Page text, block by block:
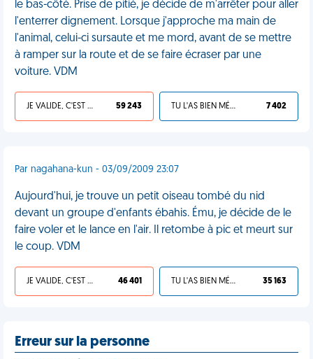
le bas-côté. Prise de pitié, je décide de m'arrêter pour aller
l'enterrer dignement. Lorsque j'approche ma main de
l'animal, celui-ci sursaute et me mord, avant de se mettre
à ramper sur la route et de se faire écraser par une
voiture. VDM
JE VALIDE, C'EST UNE VDM 59 243 TU L'AS BIEN MÉRITÉ 7 402
Par nagahana-kun - 03/09/2009 23:07
Aujourd'hui, je trouve un petit oiseau tombé du nid
devant un groupe d'enfants ébahis. Ému, je décide de le
faire voler et le lance en l'air. Il retombe à pic et meurt sur
le coup. VDM
JE VALIDE, C'EST UNE VDM 46 401 TU L'AS BIEN MÉRITÉ 35 163
Erreur sur la personne